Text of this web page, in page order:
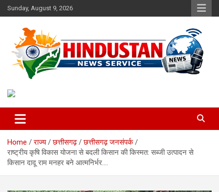
Skip
to
Sunday, August 9, 2026
Hindustan News Service
Home राज्य छत्तीसगढ़
छत्तीसगढ़ जनसंपर्क
राष्ट्रीय कृषि विकास योजना से बदली किसान की किस्मत: सब्जी उत्पादन से
किसान दादू राम मनहर बने आत्मनिर्भर….